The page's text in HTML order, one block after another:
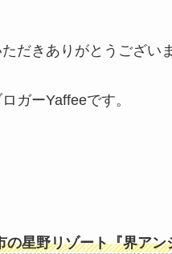
だきありがとうござい
ガーYaffeeです。
の星野リゾート『界アン